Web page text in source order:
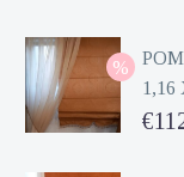
was:
τιμή
€